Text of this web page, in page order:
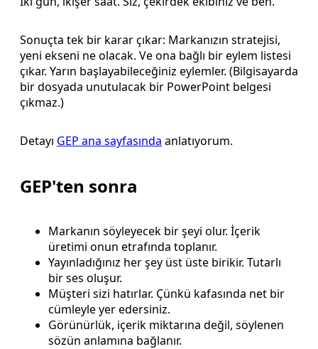
Sonuçta tek bir karar çıkar: Markanızın stratejisi,
yeni ekseni ne olacak. Ve ona bağlı bir eylem listesi
çıkar. Yarın başlayabileceğiniz eylemler. (Bilgisayarda
bir dosyada unutulacak bir PowerPoint belgesi
çıkmaz.)
Detayı GEP ana sayfasında anlatıyorum.
GEP'ten sonra
Markanın söyleyecek bir şeyi olur. İçerik
üretimi onun etrafında toplanır.
Yayınladığınız her şey üst üste birikir. Tutarlı
bir ses oluşur.
Müşteri sizi hatırlar. Çünkü kafasında net bir
cümleyle yer edersiniz.
Görünürlük, içerik miktarına değil, söylenen
sözün anlamına bağlanır.